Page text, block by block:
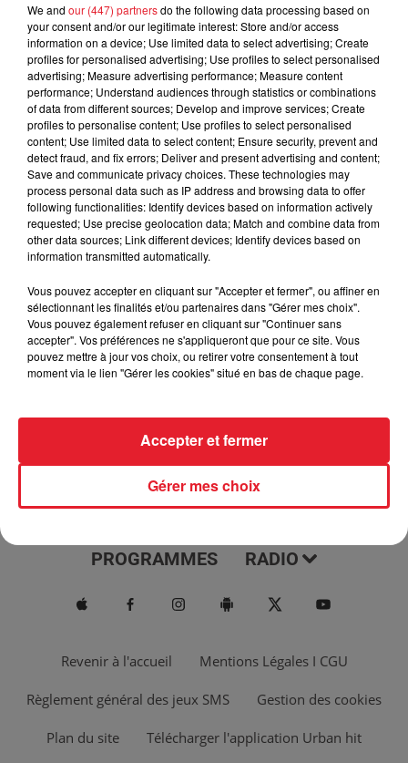
0:00 2 min 24 sec
29 novembre 2024 - 2 min 24 sec
MORNING SHOW 08H34 du 29.11.2024
Le Morning Show
ACTUS MUSIQUES
PROGRAMMES RADIO
Revenir à l'accueil Mentions Légales I CGU
Règlement général des jeux SMS Gestion des cookies
Plan du site Télécharger l'application Urban hit
We and our (447) partnersdo the following data processing based on
your consent and/or our legitimate interest: Store and/or access
information on a device; Use limited data to select advertising; Create
profiles for personalised advertising; Use profiles to select personalised
advertising; Measure advertising performance; Measure content
performance; Understand audiences through statistics or combinations
of data from different sources; Develop and improve services; Create
profiles to personalise content; Use profiles to select personalised
content; Use limited data to select content; Ensure security, prevent and
detect fraud, and fix errors; Deliver and present advertising and content;
Save and communicate privacy choices. These technologies may
process personal data such as IP address and browsing data to offer
following functionalities: Identify devices based on information actively
requested; Use precise geolocation data; Match and combine data from
other data sources; Link different devices; Identify devices based on
information transmitted automatically.
Vous pouvez accepter en cliquant sur "Accepter et fermer", ou affiner en
sélectionnant les finalités et/ou partenaires dans "Gérer mes choix".
Vous pouvez également refuser en cliquant sur "Continuer sans
accepter". Vos préférences ne s'appliqueront que pour ce site. Vous
pouvez mettre à jour vos choix, ou retirer votre consentement à tout
moment via le lien "Gérer les cookies" situé en bas de chaque page.
Gérer mes choix
Accepter et fermer